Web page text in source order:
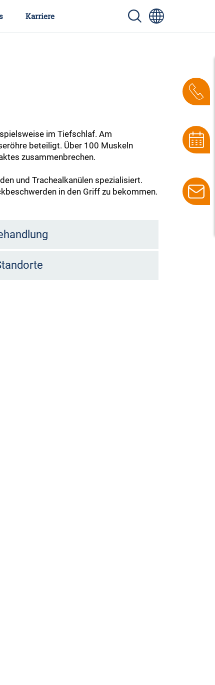
Karriere
im Tiefschlaf. Am
beteiligt. Über 100 Muskeln
zusammenbrechen.
und Trachealkanülen spezialisiert.
in den Griff zu bekommen.